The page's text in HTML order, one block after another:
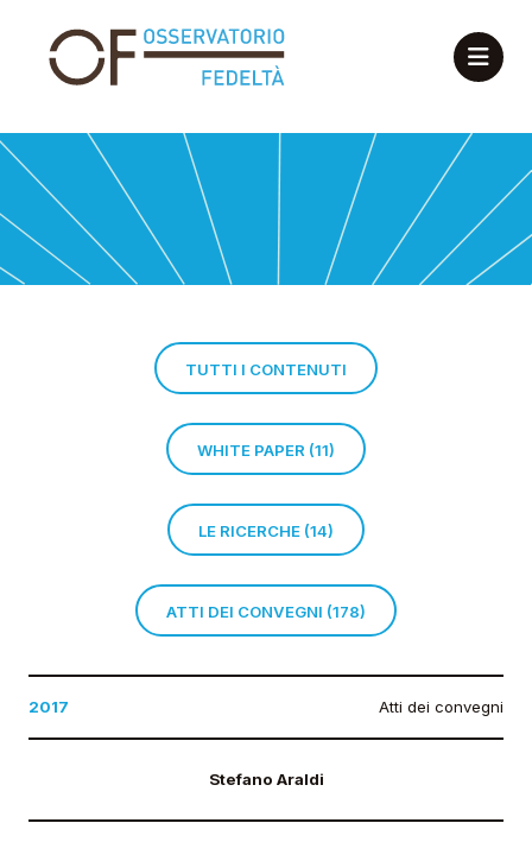
TUTTI I CONTENUTI
WHITE PAPER (11)
LE RICERCHE (14)
ATTI DEI CONVEGNI (178)
2017 Atti dei convegni
Stefano Araldi